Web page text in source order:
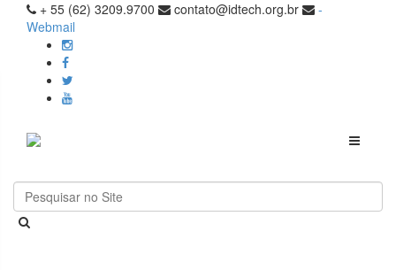
+ 55 (62) 3209.9700 contato@idtech.org.br
-
Webmail
Toggle